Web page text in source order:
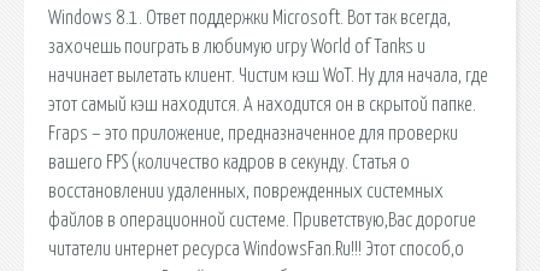
Windows 8.1. Ответ поддержки Microsoft. Вот так всегда,
захочешь поиграть в любимую игру World of Tanks и
начинает вылетать клиент. Чистим кэш WoT. Ну для начала, где
этот самый кэш находится. А находится он в скрытой папке.
Fraps – это приложение, предназначенное для проверки
вашего FPS (количество кадров в секунду. Статья о
восстановлении удаленных, поврежденных системных
файлов в операционной системе. Приветствую,Вас дорогие
читатели интернет ресурса WindowsFan.Ru!!! Этот способ,о